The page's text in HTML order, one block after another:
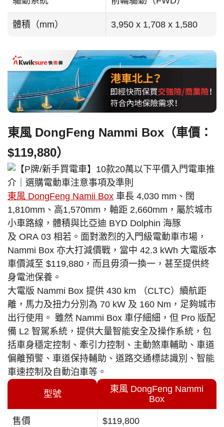
體積（mm） 3,950 x 1,708 x 1,580
東風 DongFeng Nammi Box（車價：
$119,880）
東風 DongFeng Namii Box 車長 4,030 mm、闊
1,810mm、高1,570mm，軸距 2,660mm，屬於城市
小車路線，體積與比亞迪 BYD Dolphin 海豚
及 ORA 03 相若。面對激烈的入門級電動車市場，
Nammi Box 亦大打減價戰，當中 42.3 kWh 大電版本
車價減至 $119,880，而且毋須一換一，甚至提供終
身電池保養。
大電版 Nammi Box 提供 430 km （CLTC）續航距
離，馬力及扭力分別為 70 kW 及 160 Nm，足夠城市
出行使用。 雖然 Nammi Box 車仔細細，但 Pro 版配
備 L2 智駕系統，提供大量智能安全及操作系統，包
括車身穩定控制、牽引力控制、主動煞車輔助、車道
偏離預警、車道保持輔助、道路交通標誌識別、智能
車速控制及自動泊車等。
型號
東風 DongFeng Nammi
Box
售價 $119,800